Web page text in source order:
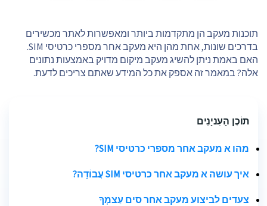
תוכנות מעקב הן מתקדמות ביותר ומאפשרות לאתר מכשירים
בדרכים שונות, אחת מהן היא מעקב אחר מספרי כרטיסי SIM.
האם באמת ניתן להשיג מעקב מיקום מדויק באמצעות נתונים
אלה? במאמר זה אספק את כל המידע שאתם צריכים לדעת.
תוֹכֶן הָעִניָנִים
מהו א מעקב אחר מספרי כרטיסי SIM?
איך עושה א מעקב אחר כרטיסי SIM עֲבוֹדָה?
צעדים לביצוע מעקב אחר סים עַצמְךָ